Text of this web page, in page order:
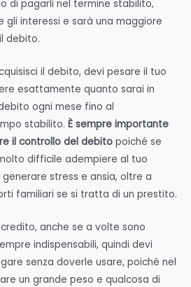
di pagarli nel termine stabilito,
interessi e sarà una maggiore
debito.
il debito, devi pesare il tuo
esattamente quanto sarai in
ogni mese fino al
stabilito. È sempre importante
il controllo del debito poiché se
difficile adempiere al tuo
stress e ansia, oltre a
familiari se si tratta di un prestito.
anche se a volte sono
indispensabili, quindi devi
senza doverle usare, poiché nel
un grande peso e qualcosa di